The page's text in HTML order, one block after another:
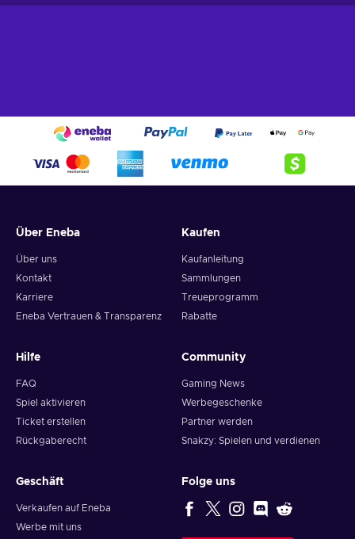
Über Eneba
Über uns
Kontakt
Karriere
Eneba Vertrauen & Transparenz
Kaufen
Kaufanleitung
Sammlungen
Treueprogramm
Rabatte
Hilfe
FAQ
Spiel aktivieren
Ticket erstellen
Rückgaberecht
Community
Gaming News
Werbegeschenke
Partner werden
Snakzy: Spielen und verdienen
Geschäft
Verkaufen auf Eneba
Werbe mit uns
Folge uns